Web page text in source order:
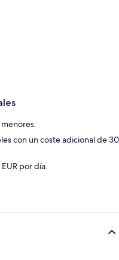
con un coste adicional de 30
por día.